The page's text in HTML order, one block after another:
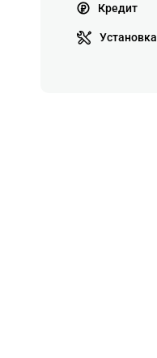
Кредит
Установка